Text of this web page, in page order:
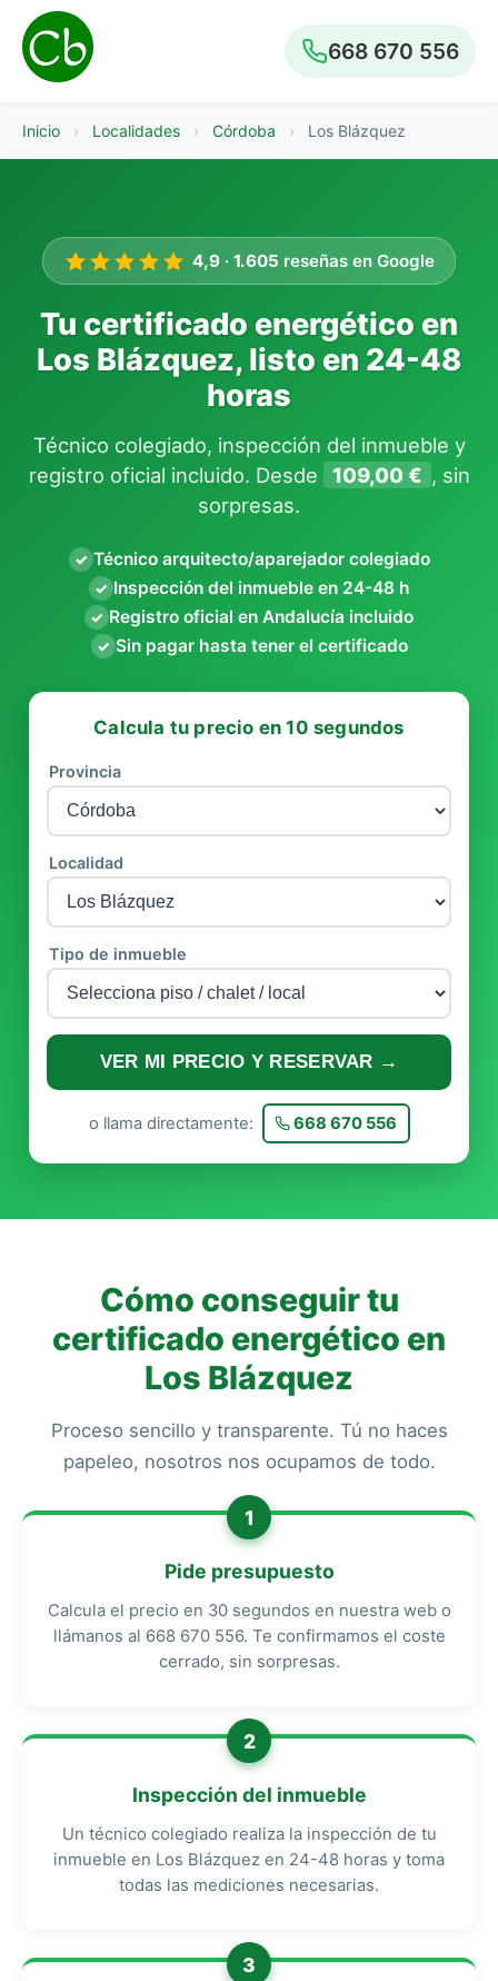
668 670 556
Inicio › Localidades › Córdoba › Los Blázquez
4,9 · 1.605 reseñas en Google
Tu certificado energético en
Los Blázquez, listo en 24-48
horas
Técnico colegiado, inspección del inmueble y
registro oficial incluido. Desde
109,00 € , sin
sorpresas.
✓ Técnico arquitecto/aparejador colegiado
✓ Inspección del inmueble en 24-48 h
✓ Registro oficial en Andalucía incluido
✓ Sin pagar hasta tener el certificado
Calcula tu precio en 10 segundos
Provincia
Localidad
Tipo de inmueble
VER MI PRECIO Y RESERVAR →
o llama directamente: 668 670 556
Cómo conseguir tu
certificado energético en
Los Blázquez
Proceso sencillo y transparente. Tú no haces
papeleo, nosotros nos ocupamos de todo.
1
Pide presupuesto
Calcula el precio en 30 segundos en nuestra web o
llámanos al 668 670 556. Te confirmamos el coste
cerrado, sin sorpresas.
2
Inspección del inmueble
Un técnico colegiado realiza la inspección de tu
inmueble en Los Blázquez en 24-48 horas y toma
todas las mediciones necesarias.
3